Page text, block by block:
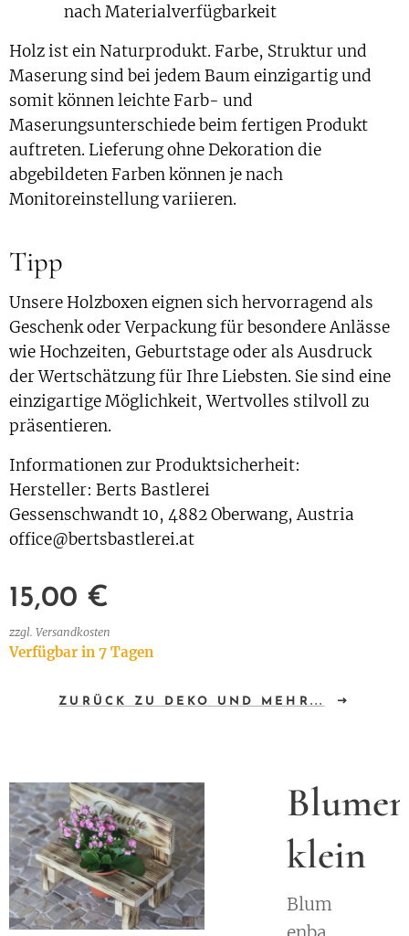
nach Materialverfügbarkeit
Holz ist ein Naturprodukt. Farbe, Struktur und
Maserung sind bei jedem Baum einzigartig und
somit können leichte Farb- und
Maserungsunterschiede beim fertigen Produkt
auftreten. Lieferung ohne Dekoration die
abgebildeten Farben können je nach
Monitoreinstellung variieren.
Tipp
Unsere Holzboxen eignen sich hervorragend als
Geschenk oder Verpackung für besondere Anlässe
wie Hochzeiten, Geburtstage oder als Ausdruck
der Wertschätzung für Ihre Liebsten. Sie sind eine
einzigartige Möglichkeit, Wertvolles stilvoll zu
präsentieren.
Informationen zur Produktsicherheit:
Hersteller: Berts Bastlerei
Gessenschwandt 10, 4882 Oberwang, Austria
office@bertsbastlerei.at
15,00 €
zzgl. Versandkosten
Verfügbar in 7 Tagen
ZURÜCK ZU DEKO UND MEHR...
klein
Blum